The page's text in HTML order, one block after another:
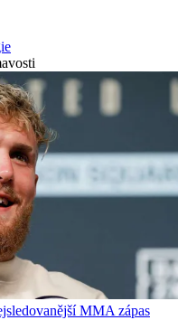
MMA zápas